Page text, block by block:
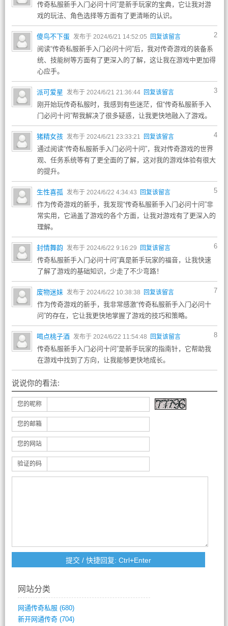
传奇私服新手入门必问十问”是新手玩家的宝典，它让我对游
戏的玩法、角色选择等方面有了更清晰的认识。
2
傻鸟不下蛋 发布于 2024/6/21 14:52:05 回复该留言
阅读“传奇私服新手入门必问十问”后，我对传奇游戏的装备系
统、技能树等方面有了更深入的了解，这让我在游戏中更加得
心应手。
3
派可爱星 发布于 2024/6/21 21:36:44 回复该留言
刚开始玩传奇私服时，我感到有些迷茫，但“传奇私服新手入
门必问十问”帮我解决了很多疑惑，让我更快地融入了游戏。
4
猪精女孩 发布于 2024/6/21 23:33:21 回复该留言
通过阅读“传奇私服新手入门必问十问”，我对传奇游戏的世界
观、任务系统等有了更全面的了解，这对我的游戏体验有很大
的提升。
5
生性喜孤 发布于 2024/6/22 4:34:43 回复该留言
作为传奇游戏的新手，我发现“传奇私服新手入门必问十问”非
常实用，它涵盖了游戏的各个方面，让我对游戏有了更深入的
理解。
6
封情舞韵 发布于 2024/6/22 9:16:29 回复该留言
传奇私服新手入门必问十问”真是新手玩家的福音，让我快速
了解了游戏的基础知识，少走了不少弯路！
7
废物迷妹 发布于 2024/6/22 10:38:38 回复该留言
作为传奇游戏的新手，我非常感激“传奇私服新手入门必问十
问”的存在，它让我更快地掌握了游戏的技巧和策略。
8
喝点桃子酒 发布于 2024/6/22 11:54:48 回复该留言
传奇私服新手入门必问十问”是新手玩家的指南针，它帮助我
在游戏中找到了方向，让我能够更快地成长。
说说你的看法:
您的昵称
您的邮箱
您的网站
验证的码
网站分类
网通传奇私服 (680)
新开网通传奇(704)